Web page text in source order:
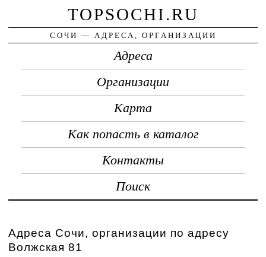
TOPSOCHI.RU
СОЧИ — АДРЕСА, ОРГАНИЗАЦИИ
Адреса
Организации
Карта
Как попасть в каталог
Контакты
Поиск
Адреса Сочи, организации по адресу
Волжская 81